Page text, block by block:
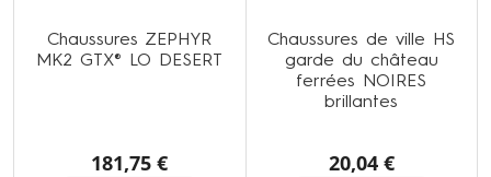
Chaussures ZEPHYR
MK2 GTX® LO DESERT
181,75 €
Chaussures de ville HS
garde du château
ferrées NOIRES
brillantes
20,04 €